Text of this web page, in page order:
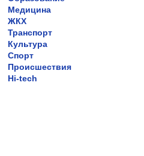
Медицина
ЖКХ
Транспорт
Культура
Спорт
Происшествия
Hi-tech